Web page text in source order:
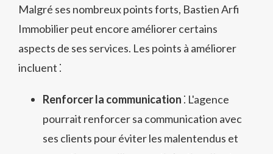
Malgré ses nombreux points forts, Bastien Arfi
Immobilier peut encore améliorer certains
aspects de ses services. Les points à améliorer
incluent ⁚
Renforcer la communication ⁚ L'agence
pourrait renforcer sa communication avec
ses clients pour éviter les malentendus et